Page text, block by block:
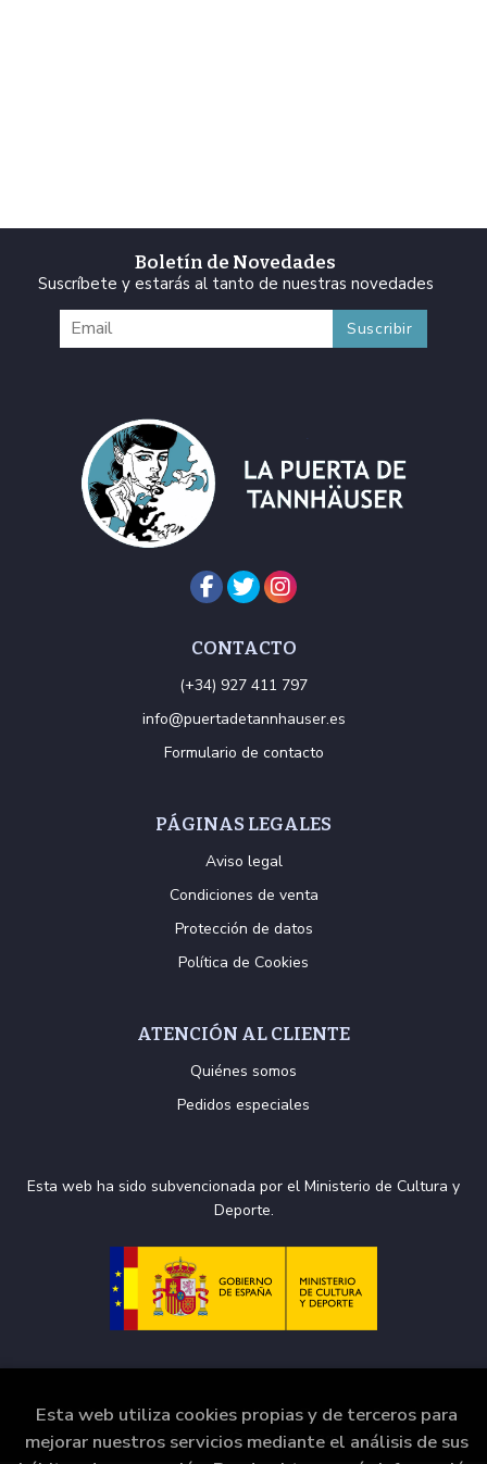
Boletín de Novedades
Suscríbete y estarás al tanto de nuestras novedades
CONTACTO
(+34) 927 411 797
info@puertadetannhauser.es
Formulario de contacto
PÁGINAS LEGALES
Aviso legal
Condiciones de venta
Protección de datos
Política de Cookies
ATENCIÓN AL CLIENTE
Quiénes somos
Pedidos especiales
Esta web ha sido subvencionada por el Ministerio de Cultura y
Deporte.
2026 ©La Puerta de Tannhäuser. Todos los Derechos
Reservados |Grupo Trevenque
Esta web utiliza cookies propias y de terceros para
mejorar nuestros servicios mediante el análisis de sus